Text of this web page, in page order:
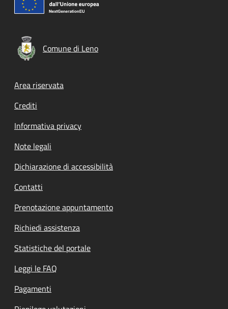
Comune di Leno
Footer menu
Area riservata
Crediti
Informativa privacy
Note legali
Dichiarazione di accessibilità
Contatti
Prenotazione appuntamento
Richiedi assistenza
Statistiche del portale
Leggi le FAQ
Pagamenti